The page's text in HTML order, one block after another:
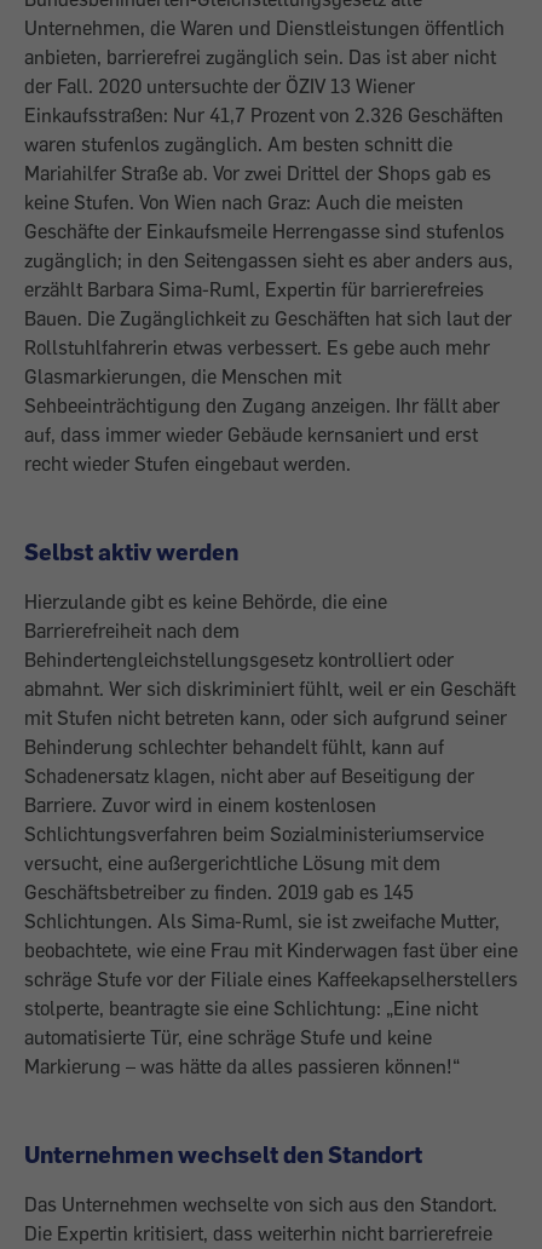
Unternehmen, die Waren und Dienstleistungen öffentlich
anbieten, barrierefrei zugänglich sein. Das ist aber nicht
der Fall. 2020 untersuchte der ÖZIV 13 Wiener
Einkaufsstraßen: Nur 41,7 Prozent von 2.326 Geschäften
waren stufenlos zugänglich. Am besten schnitt die
Mariahilfer Straße ab. Vor zwei Drittel der Shops gab es
keine Stufen. Von Wien nach Graz: Auch die meisten
Geschäfte der Einkaufsmeile Herrengasse sind stufenlos
zugänglich; in den Seitengassen sieht es aber anders aus,
erzählt Barbara Sima-Ruml, Expertin für barrierefreies
Bauen. Die Zugänglichkeit zu Geschäften hat sich laut der
Rollstuhlfahrerin etwas verbessert. Es gebe auch mehr
Glasmarkierungen, die Menschen mit
Sehbeeinträchtigung den Zugang anzeigen. Ihr fällt aber
auf, dass immer wieder Gebäude kernsaniert und erst
recht wieder Stufen eingebaut werden.
Selbst aktiv werden
Hierzulande gibt es keine Behörde, die eine
Barrierefreiheit nach dem
Behindertengleichstellungsgesetz kontrolliert oder
abmahnt. Wer sich diskriminiert fühlt, weil er ein Geschäft
mit Stufen nicht betreten kann, oder sich aufgrund seiner
Behinderung schlechter behandelt fühlt, kann auf
Schadenersatz klagen, nicht aber auf Beseitigung der
Barriere. Zuvor wird in einem kosten­losen
Schlichtungsverfahren beim Sozial­ministeriumservice
versucht, eine außer­gerichtliche Lösung mit dem
Geschäfts­betreiber zu finden. 2019 gab es 145
Schlichtungen. Als Sima-Ruml, sie ist zweifache Mutter,
beobachtete, wie eine Frau mit Kinderwagen fast über eine
schräge Stufe vor der Filiale eines Kaffeekapselherstellers
stolperte, beantragte sie eine Schlichtung: „Eine nicht
automatisierte Tür, eine schräge Stufe und keine
Markierung – was hätte da alles passieren können!“
Unternehmen wechselt den Standort
Das Unternehmen wechselte von sich aus den Standort.
Die Expertin kritisiert, dass weiterhin nicht barrierefreie